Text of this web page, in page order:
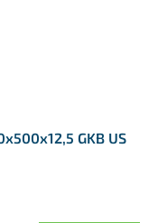
GKB US